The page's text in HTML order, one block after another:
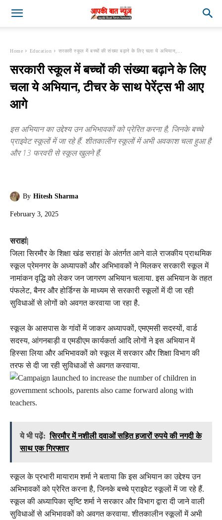
Home Education सरकारी स्कूल में बच्चों की संख्या बढ़ाने के लिए चला ये अभियान,...
सरकारी स्कूल में बच्चों की संख्या बढ़ाने के लिए
चला ये अभियान, टीचर के साथ पेरेंट्स भी आए
आगे
इस अभियान का उद्देश्य उन अभिभावकों को प्रेरित करना है, जिनके बच्चे
प्राइवेट स्कूलों में जा रहे हैं. शीतकालीन स्कूलों में अभी अवकाश चला हुआ है
और 13 फरवरी से स्कूल खुलने हैं.
By Hitesh Sharma
February 3, 2025
सराहां|
जिला सिरमौर के शिक्षा खंड सराहां के अंतर्गत आने वाले राजकीय प्राथमिक
स्कूल प्रेमनगर के अध्यापकों और अभिभावकों ने मिलकर सरकारी स्कूल में
नामांकन वृद्धि को लेकर जन जागरण अभियान चलाया. इस अभियान के तहत
पंफलेट, बैनर और होर्डिग्स के माध्यम से सरकारी स्कूलों में दी जा रही
सुविधाओं से लोगों को अवगत करवाया जा रहा है.
स्कूल के आसपास के गांवों में जाकर अध्यापकों, एमएमसी सदस्यों, वार्ड
सदस्य, आंगनबाड़ी व एमडीएम कार्यकर्ता आदि लोगों ने इस अभियान में
हिस्सा लिया और अभिभावकों को स्कूल में सरकार और शिक्षा विभाग की
तरफ से दी जा रही सुविधाओं से अवगत करवाया.
ये भी पढ़ें: सिरमौर में नशीली दवाओं सहित हजारों रुपये की नगदी के
साथ एक गिरफ्तार
स्कूल के प्रभारी मायाराम शर्मा ने बताया कि इस अभियान का उद्देश्य उन
अभिभावकों को प्रेरित करना है, जिनके बच्चे प्राइवेट स्कूलों में जा रहे हैं.
स्कूल की अध्यापिका सृष्टि शर्मा ने सरकार और विभाग द्वारा दी जाने वाली
सुविधाओं से अभिभावकों को अवगत करवाया. शीतकालीन स्कूलों में अभी